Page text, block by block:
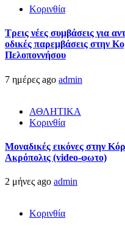
Κορινθία
Τρεις νέες συμβάσεις για
οδικές παρεμβάσεις στην
Πελοποννήσου
7 ημέρες ago admin
ΑΘΛΗΤΙΚΑ
Κορινθία
Μοναδικές εικόνες στην
Ακρόπολις (video-φωτο)
2 μήνες ago admin
Κορινθία